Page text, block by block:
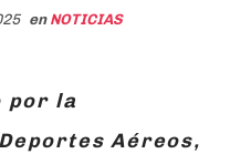
enNOTICIAS
por la
Aéreos,